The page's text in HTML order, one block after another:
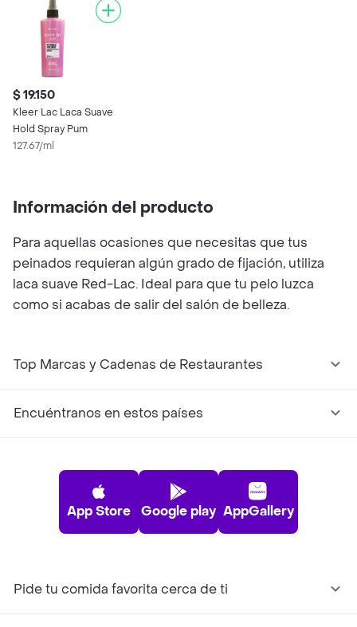
$ 19.150
Kleer Lac Laca Suave
Hold Spray Pum
127.67/ml
Información del producto
Para aquellas ocasiones que necesitas que tus
peinados requieran algún grado de fijación, utiliza
laca suave Red-Lac. Ideal para que tu pelo luzca
como si acabas de salir del salón de belleza.
Top Marcas y Cadenas de Restaurantes
Encuéntranos en estos países
App Store Google play AppGallery
Pide tu comida favorita cerca de ti